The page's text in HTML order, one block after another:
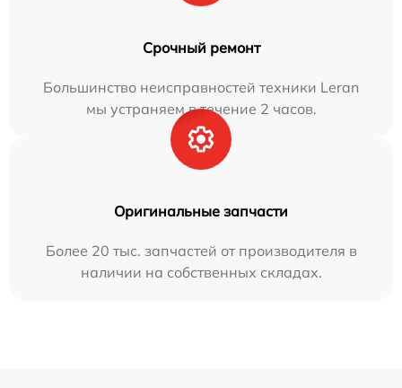
Срочный ремонт
Большинство неисправностей техники Leran
мы устраняем в течение 2 часов.
Оригинальные запчасти
Более 20 тыс. запчастей от производителя в
наличии на собственных складах.